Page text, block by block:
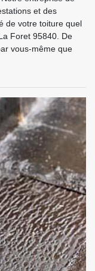
et des
de votre toiture quel
Foret 95840. De
vous-même que